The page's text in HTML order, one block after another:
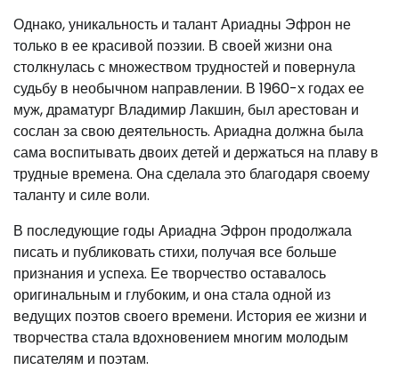
Однако, уникальность и талант Ариадны Эфрон не
только в ее красивой поэзии. В своей жизни она
столкнулась с множеством трудностей и повернула
судьбу в необычном направлении. В 1960-х годах ее
муж, драматург Владимир Лакшин, был арестован и
сослан за свою деятельность. Ариадна должна была
сама воспитывать двоих детей и держаться на плаву в
трудные времена. Она сделала это благодаря своему
таланту и силе воли.
В последующие годы Ариадна Эфрон продолжала
писать и публиковать стихи, получая все больше
признания и успеха. Ее творчество оставалось
оригинальным и глубоким, и она стала одной из
ведущих поэтов своего времени. История ее жизни и
творчества стала вдохновением многим молодым
писателям и поэтам.